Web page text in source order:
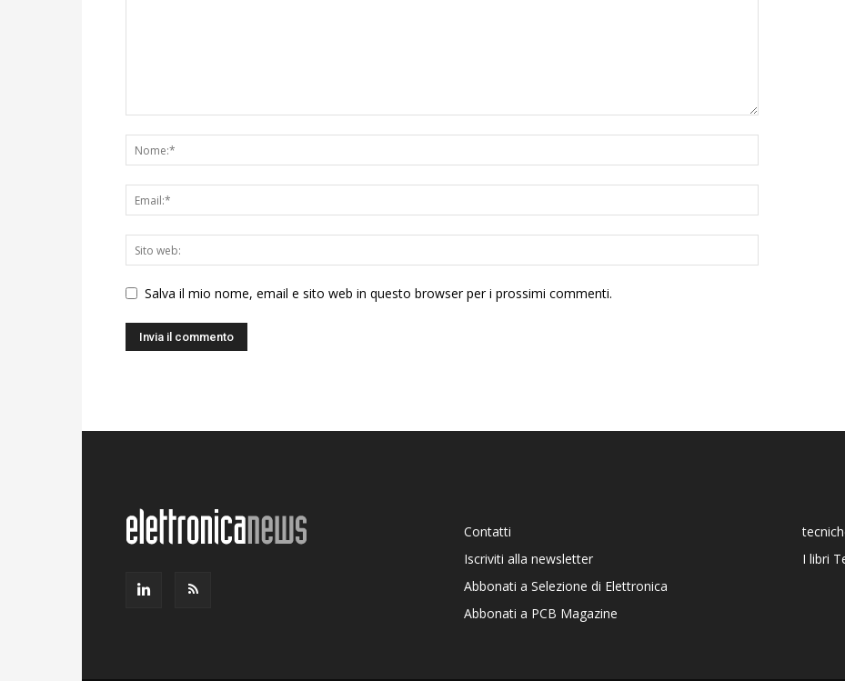
Salva il mio nome, email e sito web in questo browser per i prossimi commenti.
Contatti
Iscriviti alla newsletter
Abbonati a Selezione di Elettronica
Abbonati a PCB Magazine
I libri